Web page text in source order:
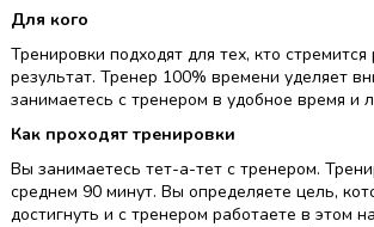
Для кого
Тренировки подходят для тех, кто стремится
результат. Тренер 100% времени уделяет
занимаетесь с тренером в удобное время и
Как проходят тренировки
Вы занимаетесь тет-а-тет с тренером.
среднем 90 минут. Вы определяете цель,
достигнуть и с тренером работаете в этом